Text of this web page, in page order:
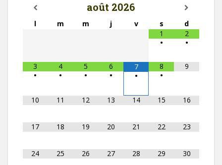
août 2026
l m m j v s
d
1
•
2
•
3
•
4
•
5
•
6
•
7
•
8
•
9
10 11 12 13 14 15 16
17 18 19 20 21 22 23
24 25 26 27 28 29 30